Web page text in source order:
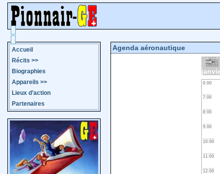
Accueil
Récits >>
Biographies
Appareils >>
Lieux d’action
Partenaires
Agenda aéronautique
0:00
7:00
8:00
9:00
10:00
11:00
12:00